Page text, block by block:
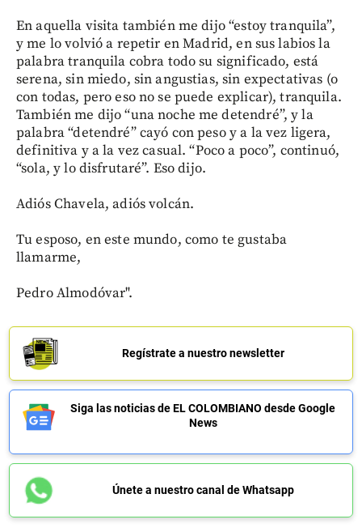
En aquella visita también me dijo “estoy tranquila”,
y me lo volvió a repetir en Madrid, en sus labios la
palabra tranquila cobra todo su significado, está
serena, sin miedo, sin angustias, sin expectativas (o
con todas, pero eso no se puede explicar), tranquila.
También me dijo “una noche me detendré”, y la
palabra “detendré” cayó con peso y a la vez ligera,
definitiva y a la vez casual. “Poco a poco”, continuó,
“sola, y lo disfrutaré”. Eso dijo.
Adiós Chavela, adiós volcán.
Tu esposo, en este mundo, como te gustaba
llamarme,
Pedro Almodóvar".
Regístrate a nuestro newsletter
Siga las noticias de EL COLOMBIANO desde Google
News
Únete a nuestro canal de Whatsapp